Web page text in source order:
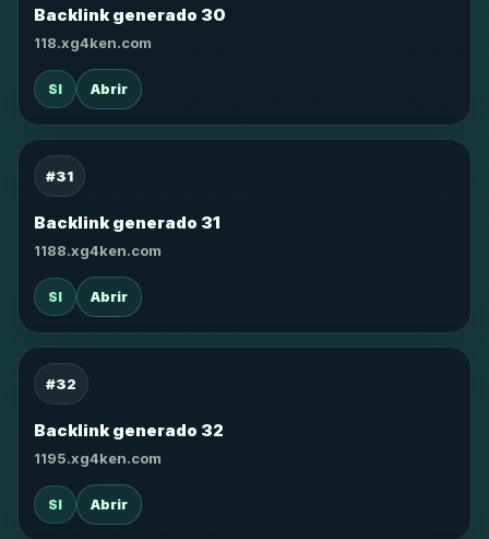
Backlink generado 30
118.xg4ken.com
SI Abrir
#31
Backlink generado 31
1188.xg4ken.com
SI Abrir
#32
Backlink generado 32
1195.xg4ken.com
SI Abrir